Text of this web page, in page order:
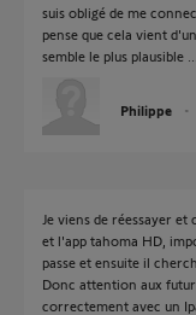
suis obligé de me
pense que cela vient
semble le plus plausible ...
Philippe
Je viens de réessayer
et l'app tahoma HD,
passe et ensuite il
Donc attention aux
correctement avec un